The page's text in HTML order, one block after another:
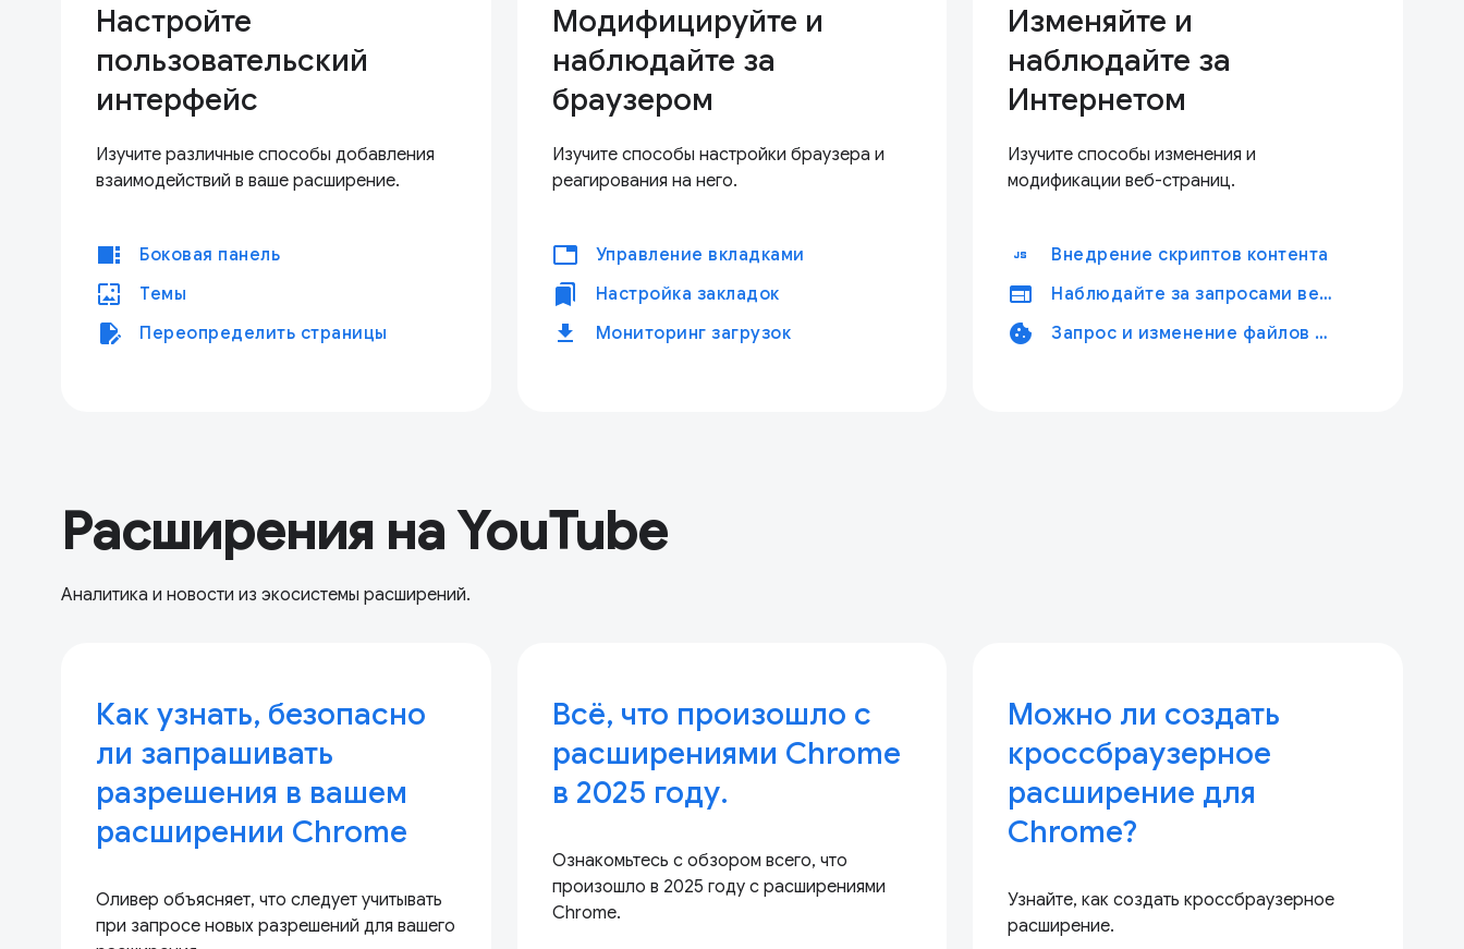
Настройте
пользовательский
интерфейс
Изучите различные способы добавления
взаимодействий в ваше расширение.
view_sidebar Боковая панель
wallpaper Темы
edit_document Переопределить страницы
Модифицируйте и
наблюдайте за
браузером
Изучите способы настройки браузера и
реагирования на него.
tabsУправление вкладками
bookmarks Настройка закладок
download Мониторинг загрузок
Изменяйте и
наблюдайте за
Интернетом
Изучите способы изменения и
модификации веб-страниц.
javascript Внедрение скриптов контента
web Наблюдайте за запросами веб-навигации
cookie Запрос и изменение файлов cookie
Расширения на YouTube
Аналитика и новости из экосистемы расширений.
Как узнать, безопасно
ли запрашивать
разрешения в вашем
расширении Chrome
Оливер объясняет, что следует учитывать
при запросе новых разрешений для вашего
Всё, что произошло с
расширениями Chrome
в 2025 году.
Ознакомьтесь с обзором всего, что
произошло в 2025 году с расширениями
Chrome.
Можно ли создать
кроссбраузерное
расширение для
Chrome?
Узнайте, как создать кроссбраузерное
расширение.